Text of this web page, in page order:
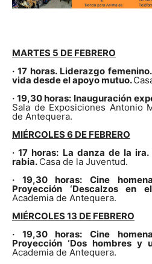
MARTES 5 DE FEBRERO
· 17 horas. Liderazgo
vida desde el apoyo mutuo.
· 19,30 horas: Inauguración
Sala de Exposiciones Antonio
de Antequera.
MIÉRCOLES 6 DE FEBRERO
· 17 horas: La danza de la
rabia. Casa de la Juventud.
· 19,30 horas: Cine
Proyección ‘Descalzos en el
Academia de Antequera.
MIÉRCOLES 13 DE FEBRERO
· 19,30 horas: Cine
Proyección ‘Dos hombres y
Academia de Antequera.